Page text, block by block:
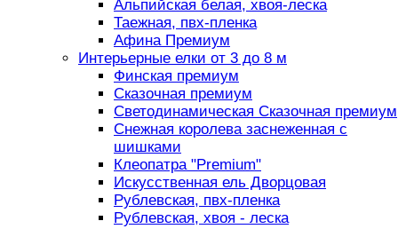
Альпийская белая, хвоя-леска
Таежная, пвх-пленка
Афина Премиум
Интерьерные елки от 3 до 8 м
Финская премиум
Сказочная премиум
Светодинамическая Сказочная премиум
Снежная королева заснеженная с
шишками
Клеопатра "Premium"
Искусственная ель Дворцовая
Рублевская, пвх-пленка
Рублевская, хвоя - леска